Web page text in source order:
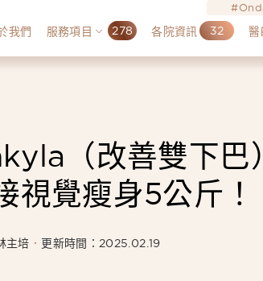
我們 服務項目 278 各院資訊 32 醫
（改善雙下巴
視覺瘦身5公斤
主培 更新時間：2025.02.19